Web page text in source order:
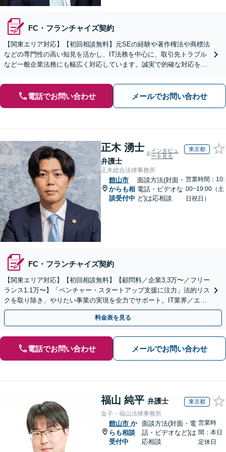
FC・フランチャイズ契約
【関東エリア対応】【初回相談無料】元SEの経験や著作権法や商標法
などの専門性の高い知見を活かし、IT法務を中心に、取引先トラブル
など一般企業法務にも幅広く対応しています。誠実で的確な対応を心
電話でお問い合わせ メールでお問い合わせ
正木 湧士
弁護士
インタビュ
ーを見る
東京都
正木総合法律事務所
館山市
からも相
談受付中
面談方法(対面・
電話・ビデオな
ど)は応相談
営業時間：10:
00~19:00（土
日祝日）
FC・フランチャイズ契約
【関東エリア対応】【初回相談無料】【顧問料／企業3,3万〜／フリー
ランス1.1万〜】「ベンチャー・スタートアップ支援に注力」法的リス
クを取り除き、やりたい事業の実現を全力でサポート。IT業界／エン
タメ業界／運送・物流業界／不動産・建設業界
料金表を見る
電話でお問い合わせ メールでお問い合わせ
福山 純平 弁護士 東京都
金子・福山法律事務所
館山市 か
らも相談
受付中
面談方法(対面・電
話・ビデオなど)は
応相談
営業時
間：本日
定休日